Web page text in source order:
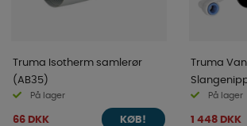
Truma Isotherm samlerør
(AB35)
På lager
66 DKK KØB!
Truma
På lager
1 448 DKK